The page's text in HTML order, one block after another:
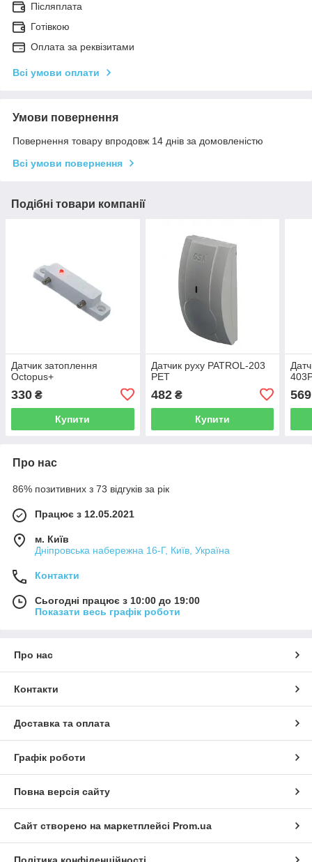
Післяплата
Готівкою
Оплата за реквізитами
Всі умови оплати
Умови повернення
Повернення товару впродовж 14 днів за домовленістю
Всі умови повернення
Подібні товари компанії
Датчик затоплення
Octopus+
330 ₴
Купити
Датчик руху PATROL-203
PET
482₴
Купити
569
Про нас
86% позитивних з 73 відгуків за рік
Працює з 12.05.2021
м. Київ
Дніпровська набережна 16-Г, Київ, Україна
Контакти
Сьогодні працює з 10:00 до 19:00
Показати весь графік роботи
Про нас
Контакти
Доставка та оплата
Графік роботи
Повна версія сайту
Сайт створено на маркетплейсі Prom.ua